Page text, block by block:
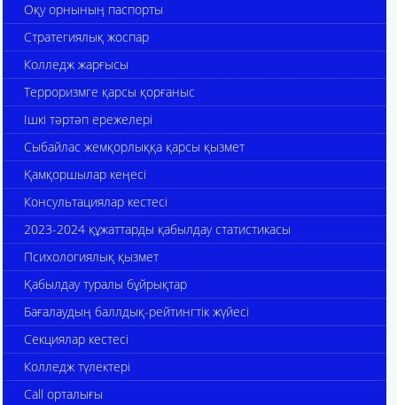
Оқу орнының паспорты
Стратегиялық жоспар
Колледж жарғысы
Терроризмге қарсы қорғаныс
Ішкі тәртәп ережелері
Сыбайлас жемқорлыққа қарсы қызмет
Қамқоршылар кеңесі
Консультациялар кестесі
2023-2024 құжаттарды қабылдау статистикасы
Психологиялық қызмет
Қабылдау туралы бұйрықтар
Бағалаудың баллдық-рейтингтік жүйесі
Секциялар кестесі
Колледж түлектері
Call орталығы